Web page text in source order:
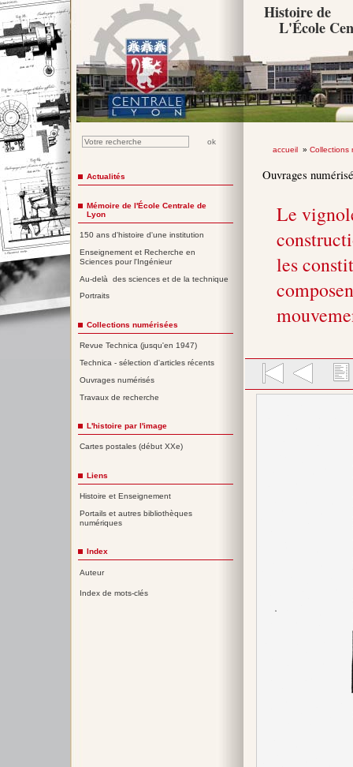
Histoire de
L'École
accueil» Collections
Ouvrages
Le
les
Actualités
Mémoire de l'École Centrale de
Lyon
150 ans d'histoire d'une institution
Enseignement et Recherche en
Sciences pour l'Ingénieur
Au-delà des sciences et de la technique
Portraits
Collections numérisées
Revue Technica (jusqu'en 1947)
Technica - sélection d'articles récents
Ouvrages numérisés
Travaux de recherche
L'histoire par l'image
Cartes postales (début XXe)
Liens
Histoire et Enseignement
Portails et autres bibliothèques
numériques
Index
Auteur
Index de mots-clés